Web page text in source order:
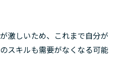
激しいため、これまで自分が
スキルも需要がなくなる可能